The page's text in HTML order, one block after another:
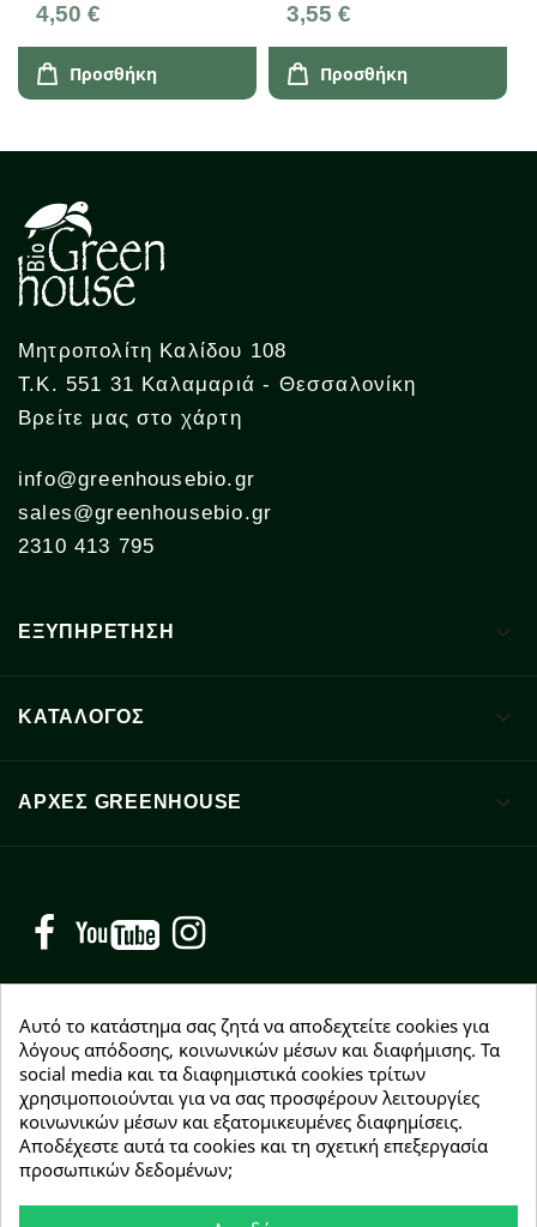
4,50 €
Προσθήκη
3,55 €
Προσθήκη
Μητροπολίτη Καλίδου 108
Τ.Κ. 551 31 Καλαμαριά - Θεσσαλονίκη
Βρείτε μας στο χάρτη
info@greenhousebio.gr
sales@greenhousebio.gr
2310 413 795
ΕΞΥΠΗΡΕΤΗΣΗ 
ΚΑΤΑΛΟΓΟΣ 
ΑΡΧΈΣ GREENHOUSE 
Facebook YouTube
NEWSLETTER
Εγγραφείτε δωρεάν και θα είστε οι πρώτοι που θα
λάβετε τα νέα μας γύρω από προσφορές, εκπτώσεις
και νέα προϊόντα.
Αυτό το κατάστημα σας ζητά να αποδεχτείτε cookies για
λόγους απόδοσης, κοινωνικών μέσων και διαφήμισης. Τα
social media και τα διαφημιστικά cookies τρίτων
χρησιμοποιούνται για να σας προσφέρουν λειτουργίες
κοινωνικών μέσων και εξατομικευμένες διαφημίσεις.
Αποδέχεστε αυτά τα cookies και τη σχετική επεξεργασία
προσωπικών δεδομένων;